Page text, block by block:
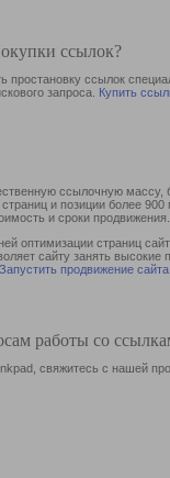
ссылок?
простановку ссылок
запроса. Купить
ссылочную
и позиции более
и сроки продвижения.
оптимизации страниц
сайту занять
Запустить продвижение сайта
работы со
свяжитесь с нашей